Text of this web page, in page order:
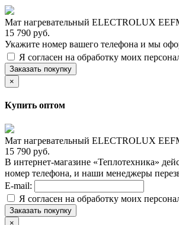
Мат нагревательный ELECTROLUX
15 790 руб.
Укажите номер вашего телефона и мы
Я согласен на обработку моих
Заказать покупку
×
Купить оптом
Мат нагревательный ELECTROLUX
15 790 руб.
В интернет-магазине «Теплотехника»
номер телефона, и наши менеджеры
E-mail:
Я согласен на обработку моих
Заказать покупку
×